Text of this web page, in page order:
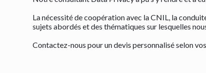
La nécessité de coopération avec la CNIL, la
sujets abordés et des thématiques sur lesquelles
Contactez-nous pour un devis personnalisé selon